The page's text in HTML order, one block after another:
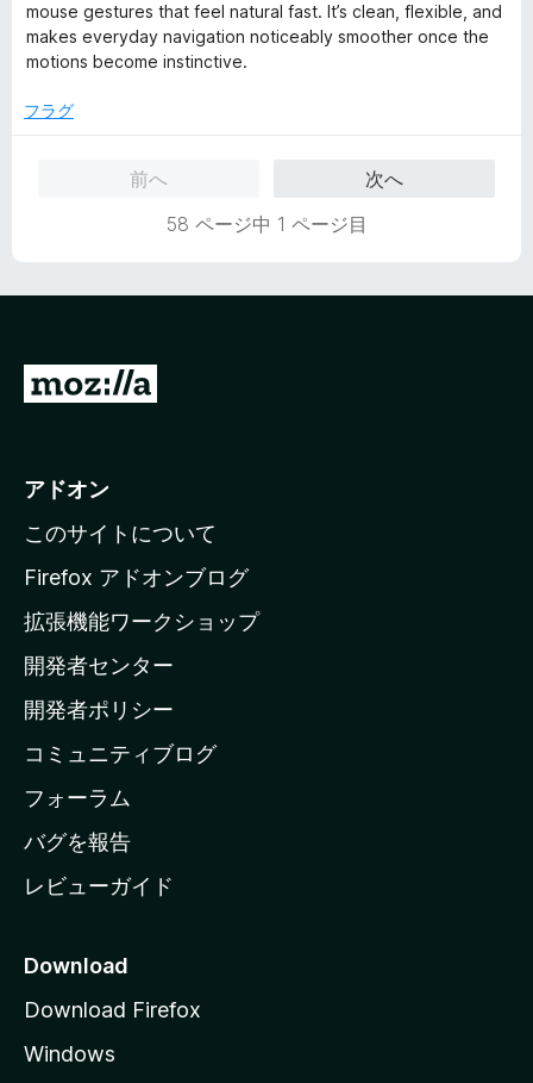
評
価
階
中
5
評
mouse gestures that feel natural fast. It’s clean, flexible, and
makes everyday navigation noticeably smoother once the
motions become instinctive.
フラグ
前へ
次へ
58 ページ中 1 ページ目
M
i
l
a
ホ
ー
ム
ー
ジ
へ
アドオン
このサイトについて
Firefox アドオンブログ
拡張機能ワークショップ
開発者センター
開発者ポリシー
コミュニティブログ
フォーラム
バグを報告
レビューガイド
Download
Download Firefox
Windows